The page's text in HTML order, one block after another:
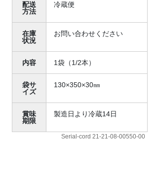
配送
方法
冷蔵便
在庫
状況
お問い合わせください
内容 1袋（1/2本）
袋サ
イズ
130×350×30㎜
賞味
期限
製造日より冷蔵14日
Serial-cord 21-21-08-00550-00